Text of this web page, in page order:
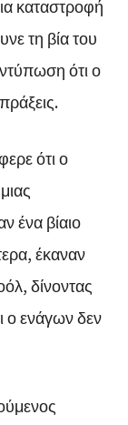
καταστροφή
τη βία του
ότι ο
ότι ο
ένα βίαιο
έκαναν
δίνοντας
ο ενάγων δεν